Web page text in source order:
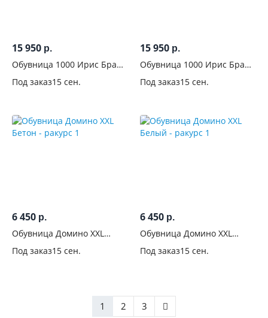
15 950 р.
Обувница 1000 Ирис Браш
Под заказ15 сен.
15 950 р.
Обувница 1000 Ирис Браш
Под заказ15 сен.
6 450 р.
Обувница Домино XXL
Под заказ15 сен.
6 450 р.
Обувница Домино XXL
Под заказ15 сен.
1 2 3